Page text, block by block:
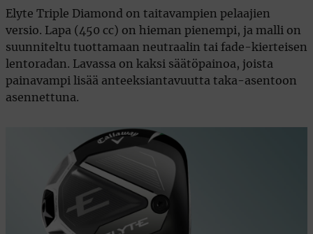
Elyte Triple Diamond on taitavampien pelaajien
versio. Lapa (450 cc) on hieman pienempi, ja malli on
suunniteltu tuottamaan neutraalin tai fade-kierteisen
lentoradan. Lavassa on kaksi säätöpainoa, joista
painavampi lisää anteeksiantavuutta taka-asentoon
asennettuna.